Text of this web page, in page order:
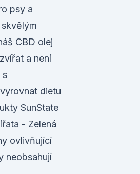
psy a
CBD olej
a není
s
dietu
SunState
- Zelená
ovlivňující
neobsahují